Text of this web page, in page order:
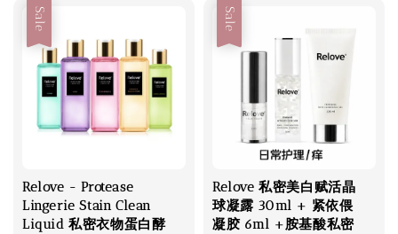
Sale
Relove - Protease
Lingerie Stain Clean
Liquid 私密衣物蛋白酵
Sale
Relove 私密美白赋活晶
球凝露 30ml + 紧依偎
凝胶 6ml +胺基酸私密